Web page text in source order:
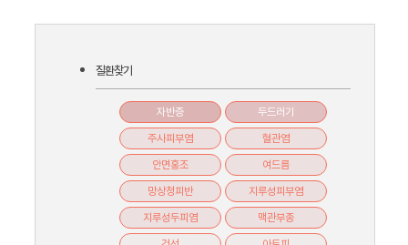
질환찾기
자반증 두드러기
주사피부염 혈관염
안면홍조 여드름
망상청피반 지루성피부염
지루성두피염 맥관부종